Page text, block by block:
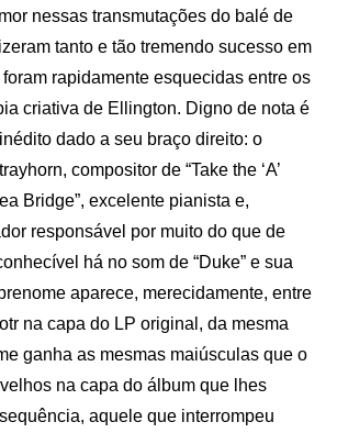
nessas transmutações do balé de
tanto e tão tremendo sucesso em
rapidamente esquecidas entre os
criativa de Ellington. Digno de nota é
dado a seu braço direito: o
compositor de “Take the ‘A’
Bridge”, excelente pianista e,
responsável por muito do que de
há no som de “Duke” e sua
aparece, merecidamente, entre
na capa do LP original, da mesma
ganha as mesmas maiúsculas que o
na capa do álbum que lhes
aquele que interrompeu